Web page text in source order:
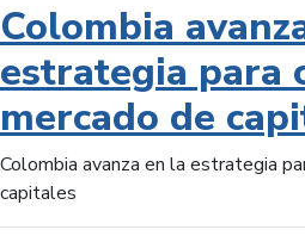
Colombia
estrategia para
mercado de
Colombia avanza en la estrategia
capitales